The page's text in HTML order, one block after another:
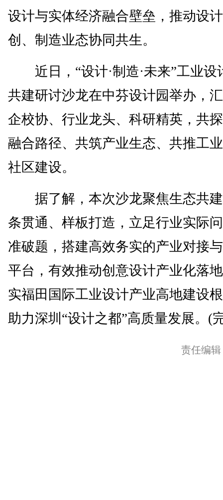
设计与实体经济融合壁垒，推动设
创、制造业态协同共生。
近日，“设计·制造·未来”工业设
共建研讨沙龙在中芬设计园举办，
企校协、行业龙头、科研精英，共
融合路径、共筑产业生态、共推工
社区建设。
据了解，本次沙龙聚焦生态共
条贯通、样板打造，立足行业实际
准破题，搭建高效务实的产业对接
平台，有效推动创意设计产业化落
实福田国际工业设计产业高地建设
助力深圳“设计之都”高质量发展。(
责任编